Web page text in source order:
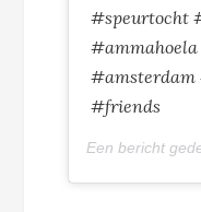
#speurtocht
#amsterdam
#friends